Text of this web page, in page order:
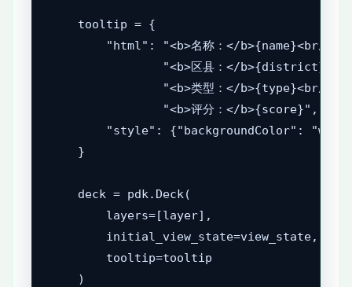
    tooltip = {
        "html": "<b>名称：</b>{name}<br/>"
"<b>区县：</
                "<b>类型：</b>{type}<br/>"
                "<b>评分：</b>{score}",
"style": {"backgroundColor":
    }
    deck = pdk.Deck(
        layers=[layer],
        initial_view_state=view_state,
        tooltip=tooltip
    )